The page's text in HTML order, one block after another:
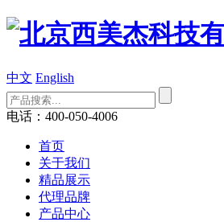
中文 English
电话：400-050-4006
首页
关于我们
精品展示
代理品牌
产品中心